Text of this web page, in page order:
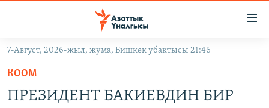
Навигацияга
өтүңүз
Издөөгө
салыңыз
7-Август, 2026-жыл, жума, Бишкек убактысы 21:46
КООМ
ПРЕЗИДЕНТ БАКИЕВДИН БИР